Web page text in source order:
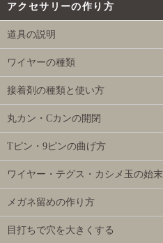
アクセサリーの作り方
道具の説明
ワイヤーの種類
接着剤の種類と使い方
丸カン・Cカンの開閉
Tピン・9ピンの曲げ方
ワイヤー・テグス・カシメ玉の始末
メガネ留めの作り方
目打ちで穴を大きくする